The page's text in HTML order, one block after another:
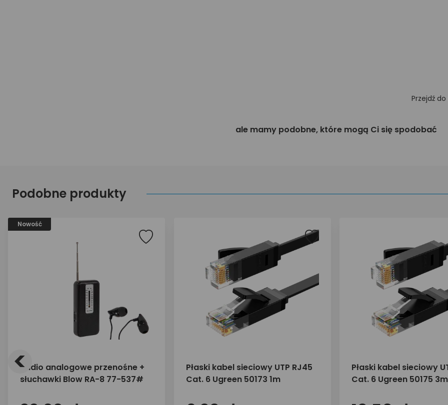
Przejdź do
ale mamy podobne, które mogą Ci się spodobać
Podobne produkty
Nowość
Radio analogowe przenośne +
słuchawki Blow RA-8 77-537#
Płaski kabel sieciowy UTP RJ45
Cat. 6 Ugreen 50173 1m
Płaski kabel sieciowy
Cat. 6 Ugreen 50175 3m
<